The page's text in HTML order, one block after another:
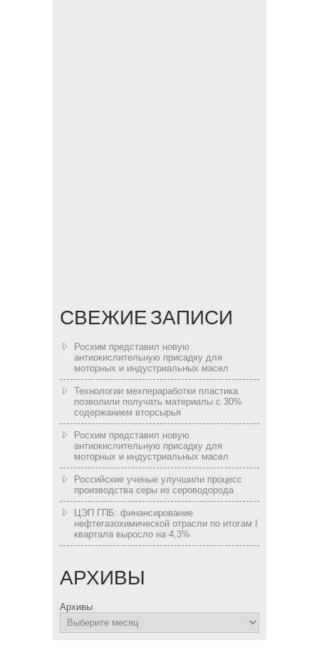
СВЕЖИЕ ЗАПИСИ
Росхим представил новую
антиокислительную присадку для
моторных и индустриальных масел
Технологии мехпераработки пластика
позволили получать материалы с 30%
содержанием вторсырья
Росхим представил новую
антиокислительную присадку для
моторных и индустриальных масел
Российские ученые улучшили процесс
производства серы из сероводорода
ЦЭП ГПБ: финансирование
нефтегазохимической отрасли по итогам I
квартала выросло на 4,3%
АРХИВЫ
Архивы